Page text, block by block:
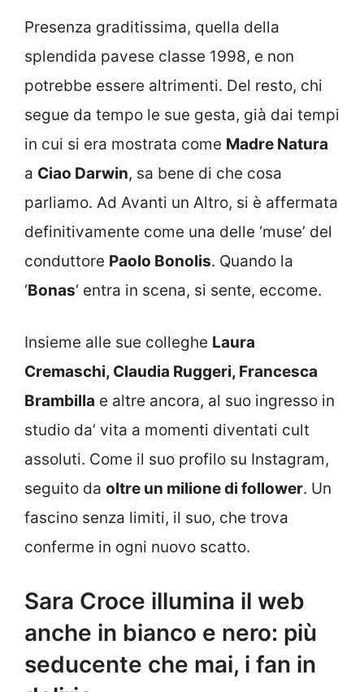
Presenza graditissima, quella della
splendida pavese classe 1998, e non
potrebbe essere altrimenti. Del resto, chi
segue da tempo le sue gesta, già dai tempi
in cui si era mostrata come Madre Natura
a Ciao Darwin, sa bene di che cosa
parliamo. Ad Avanti un Altro, si è affermata
definitivamente come una delle ‘muse’ del
conduttore Paolo Bonolis. Quando la
‘Bonas‘ entra in scena, si sente, eccome.
Insieme alle sue colleghe Laura
Cremaschi, Claudia Ruggeri, Francesca
Brambilla e altre ancora, al suo ingresso in
studio da’ vita a momenti diventati cult
assoluti. Come il suo profilo su Instagram,
seguito da oltre un milione di follower. Un
fascino senza limiti, il suo, che trova
conferme in ogni nuovo scatto.
Sara Croce illumina il web
anche in bianco e nero: più
seducente che mai, i fan in